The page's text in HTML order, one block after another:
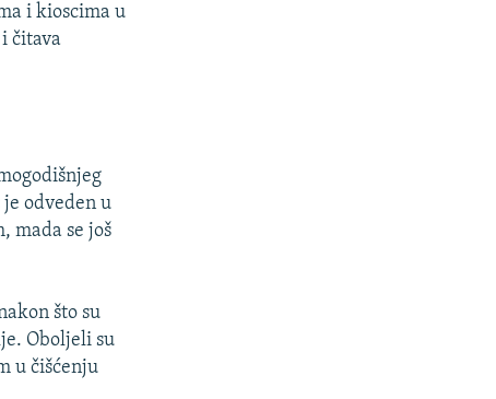
i kioscima u
čitava
odveden u
mada se još
što su
Oboljeli su
u čišćenju